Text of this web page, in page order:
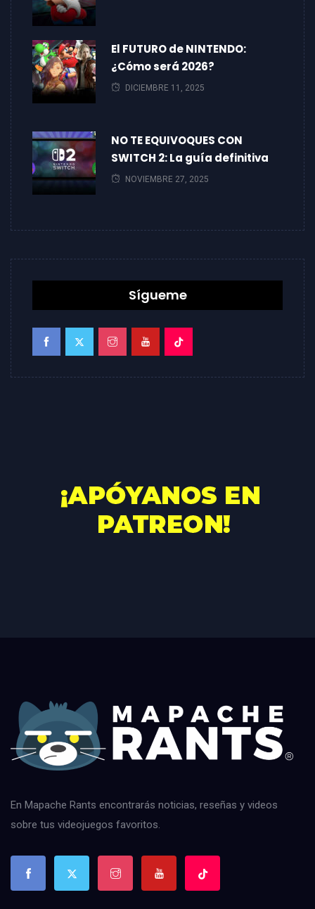
El FUTURO de NINTENDO:
¿Cómo será 2026?
DICIEMBRE 11, 2025
NO TE EQUIVOQUES CON
SWITCH 2: La guía definitiva
NOVIEMBRE 27, 2025
Sígueme
En Mapache Rants encontrarás noticias, reseñas y videos
sobre tus videojuegos favoritos.